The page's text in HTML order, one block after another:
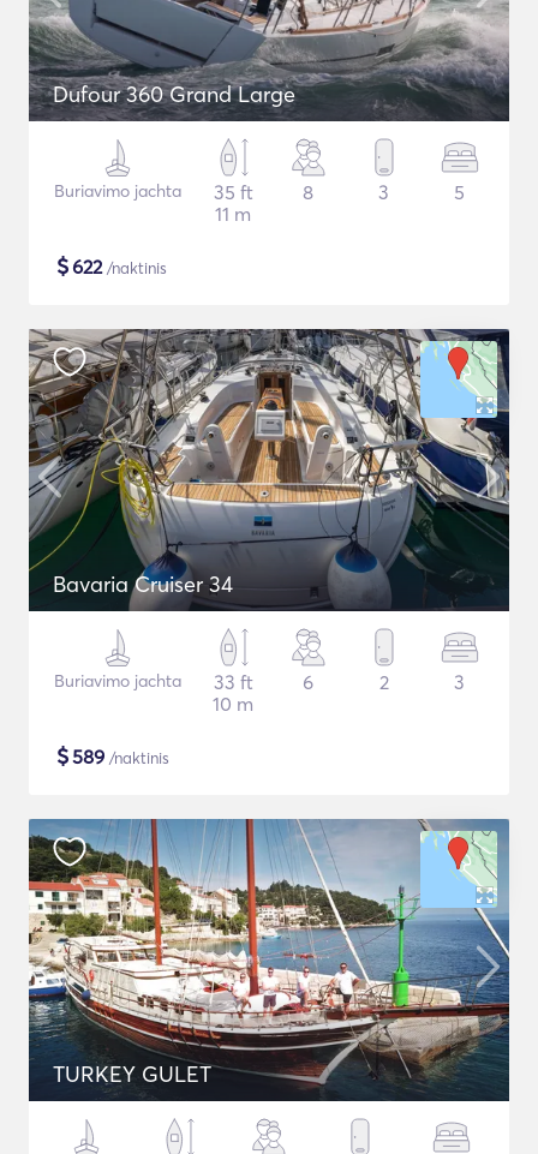
Dufour 360 Grand Large
Buriavimo jachta
35 ft
11 m
8 3 5
$622/naktinis
Bavaria Cruiser 34
Buriavimo jachta
33 ft
10 m
6 2 3
$589 /naktinis
TURKEY GULET